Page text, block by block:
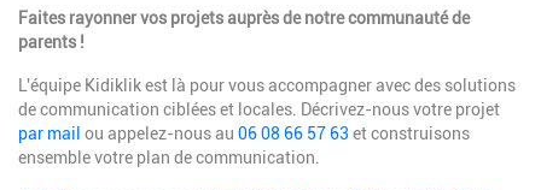
Faites rayonner vos projets auprès de notre communauté de
parents !
L'équipe Kidiklik est là pour vous accompagner avec des solutions
de communication ciblées et locales. Décrivez-nous votre projet
par mail ou appelez-nous au 06 08 66 57 63 et construisons
ensemble votre plan de communication.